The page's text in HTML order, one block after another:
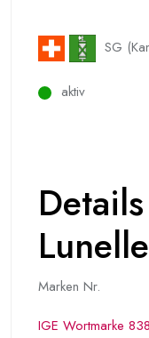
SG
aktiv
Lunelle
Marken Nr.
IGE Wortmarke